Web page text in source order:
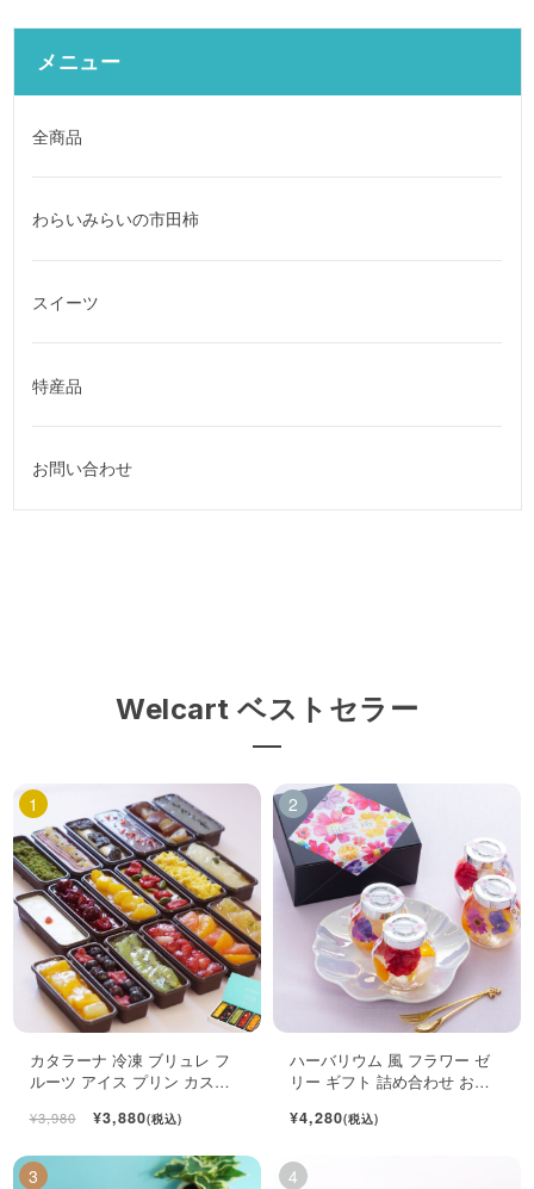
メニュー
全商品
わらいみらいの市田柿
スイーツ
特産品
お問い合わせ
Welcart ベストセラー
カタラーナ 冷凍 ブリュレ フ
ルーツ アイス プリン カスタ
¥3,980 ¥3,880(税込)
ハーバリウム 風 フラワー ゼ
リー ギフト 詰め合わせ おし
¥4,280(税込)